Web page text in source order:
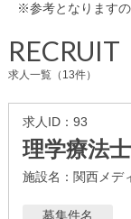
※参考となりますの
RECRUIT
求人一覧（13件）
求人ID：93
理学療法士
施設名：関西メデ
募集件名